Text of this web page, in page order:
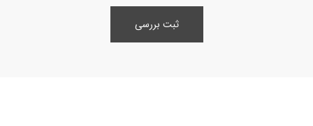
ثبت بررسی